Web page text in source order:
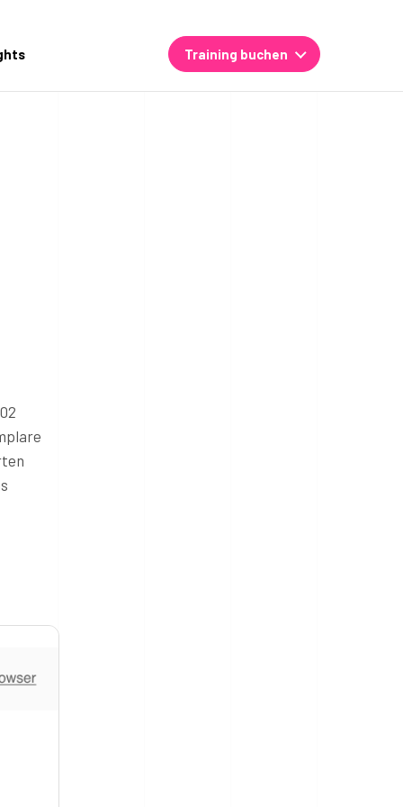
Training buchen